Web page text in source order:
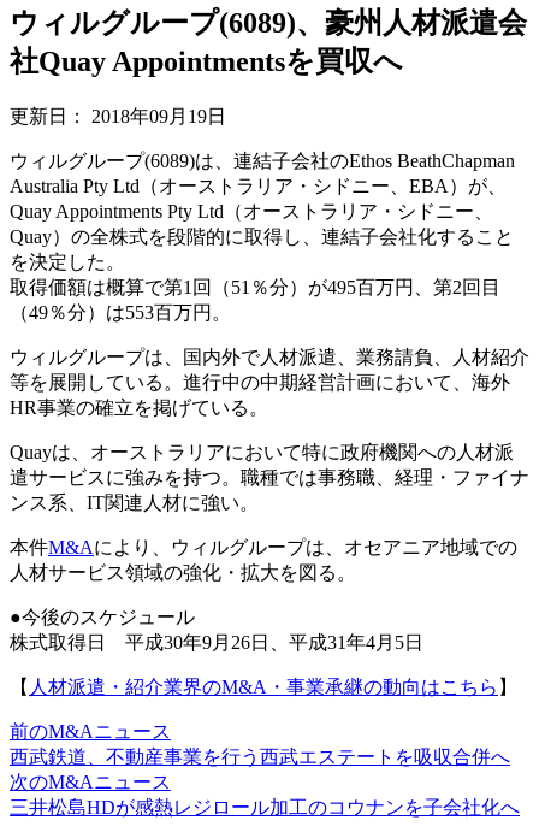
ウィルグループ(6089)、豪州人材派遣会
社Quay Appointmentsを買収へ
更新日： 2018年09月19日
ウィルグループ(6089)は、連結子会社のEthos BeathChapman
Australia Pty Ltd（オーストラリア・シドニー、EBA）が、
Quay Appointments Pty Ltd（オーストラリア・シドニー、
Quay）の全株式を段階的に取得し、連結子会社化すること
を決定した。
取得価額は概算で第1回（51％分）が495百万円、第2回目
（49％分）は553百万円。
ウィルグループは、国内外で人材派遣、業務請負、人材紹介
等を展開している。進行中の中期経営計画において、海外
HR事業の確立を掲げている。
Quayは、オーストラリアにおいて特に政府機関への人材派
遣サービスに強みを持つ。職種では事務職、経理・ファイナ
ンス系、IT関連人材に強い。
本件M&Aにより、ウィルグループは、オセアニア地域での
人材サービス領域の強化・拡大を図る。
●今後のスケジュール
株式取得日 平成30年9月26日、平成31年4月5日
【 人材派遣・紹介業界のM&A・事業承継の動向はこちら 】
前のM&Aニュース
西武鉄道、不動産事業を行う西武エステートを吸収合併へ
次のM&Aニュース
三井松島HDが感熱レジロール加工のコウナンを子会社化へ